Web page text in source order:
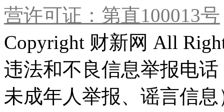
营许可证：第直100013号
Copyright 财新网 All
违法和不良信息举报电
未成年人举报、谣言信